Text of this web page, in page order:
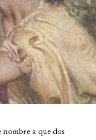
a que dos